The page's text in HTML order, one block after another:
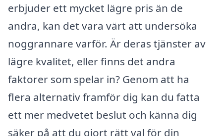
erbjuder ett mycket lägre pris än de
andra, kan det vara värt att undersöka
noggrannare varför. Är deras tjänster av
lägre kvalitet, eller finns det andra
faktorer som spelar in? Genom att ha
flera alternativ framför dig kan du fatta
ett mer medvetet beslut och känna dig
säker på att du gjort rätt val för din